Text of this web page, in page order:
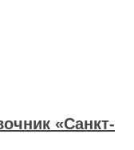
«Санкт-